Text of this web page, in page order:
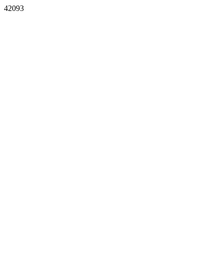
42093